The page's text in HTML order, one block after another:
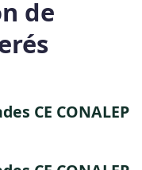
de
CE CONALEP